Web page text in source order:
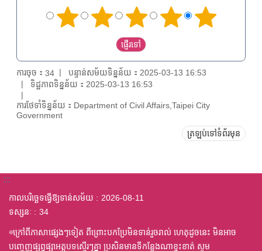
ការចុច： 34
បន្ទាន់សម័យទិន្នន័យ：2025-03-13 16:53
ទិដ្ឋភាពទិន្នន័យ：2025-03-13 16:53
ការថែទាំទិន្នន័យ：Department of Civil Affairs,Taipei City
Government
ត្រឡប់ទៅទំព័រមុន
:::
កាលបរិច្ឆេទធ្វើឱ្យទាន់សម័យ
2026-08-11
ទស្សនៈ
34
◎ក្រៅពីភាសាផ្សេងៗទៀត ពីព្រោះបកប្រែមិនទាន់រួចរាល់ ហេតុដូចនេះ មិនអាច
បញ្ចេញផ្សព្វផ្សាអត្តបទស្មើរៗគ្នា ប្រសិនមានទីកន្លែងណាខ្វះខាត់ សូម